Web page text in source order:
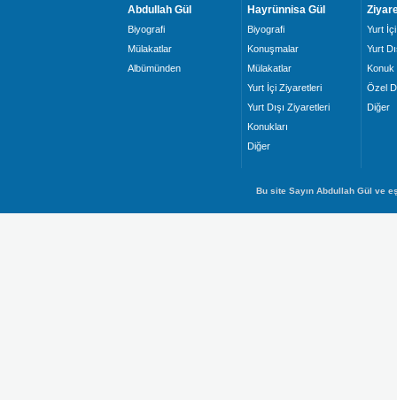
Abdullah Gül
Biyografi
Mülakatlar
Albümünden
Hayrünnisa Gül
Biyografi
Konuşmalar
Mülakatlar
Yurt İçi Ziyaretleri
Yurt Dışı Ziyaretleri
Konukları
Diğer
Yurt İçi
Yurt
Konuk
Özel
Diğer
Bu site Sayın Abdullah Gül ve